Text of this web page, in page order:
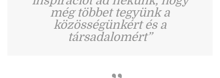
még többet tegyünk a
közösségünkért és a
társadalomért”